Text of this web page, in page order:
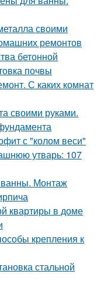
своими
ремонтов
бетонной
почвы
С каких комнат
своими руками.
с "колом веси"
утварь: 107
ванны. Монтаж
квартиры в доме
крепления к
стальной